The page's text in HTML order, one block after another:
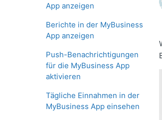
App anzeigen
Berichte in der MyBusiness
App anzeigen
Push-Benachrichtigungen
für die MyBusiness App
aktivieren
Tägliche Einnahmen in der
MyBusiness App einsehen